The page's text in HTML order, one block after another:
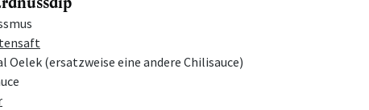
Oelek (ersatzweise eine andere Chilisauce)